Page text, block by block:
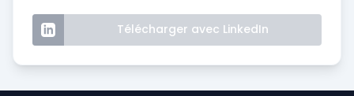
Télécharger avec LinkedIn